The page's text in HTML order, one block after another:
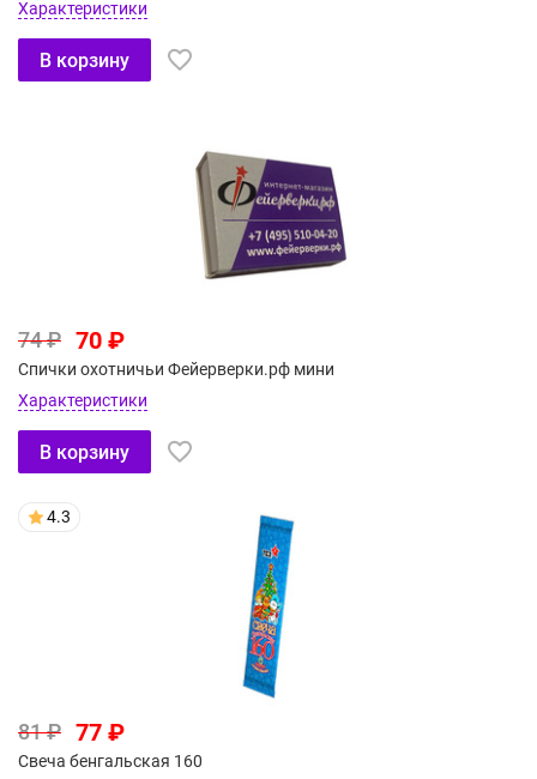
Характеристики
В корзину
74 ₽ 70 ₽
Спички охотничьи Фейерверки.рф мини
Характеристики
В корзину
4.3
81 ₽ 77 ₽
Свеча бенгальская 160